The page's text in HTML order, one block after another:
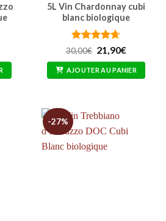
:
5L Vin Chardonnay cubi
blanc biologique
Note 4.62
30,00€ Le
prix
initial
était :
21,90€Le
actuel
est :
AJOUTER AU PANIER
-27%